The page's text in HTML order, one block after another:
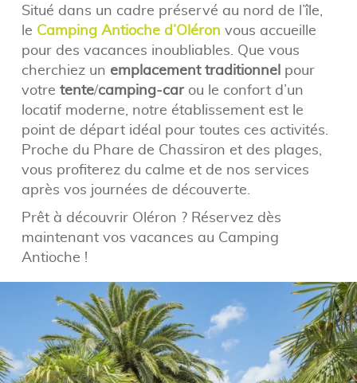
Situé dans un cadre préservé au nord de l’île,
le Camping Antioche d’Oléron vous accueille
pour des vacances inoubliables. Que vous
cherchiez un emplacement traditionnelpour
votre tente/camping-carou le confort d’un
locatif moderne, notre établissement est le
point de départ idéal pour toutes ces activités.
Proche du Phare de Chassiron et des plages,
vous profiterez du calme et de nos services
après vos journées de découverte.
Prêt à découvrir Oléron ? Réservez dès
maintenant vos vacances au Camping
Antioche !